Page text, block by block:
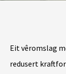
Eit vêromslag
redusert